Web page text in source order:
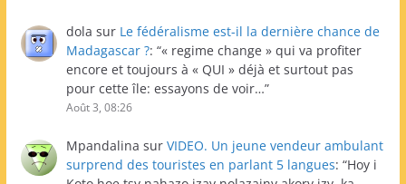
dola sur Le fédéralisme est-il la dernière chance de
Madagascar ?: “« regime change » qui va profiter
encore et toujours à « QUI » déjà et surtout pas
pour cette île: essayons de voir…”
Août 3, 08:26
Mpandalina sur VIDEO. Un jeune vendeur ambulant
surprend des touristes en parlant 5 langues: “Hoy i